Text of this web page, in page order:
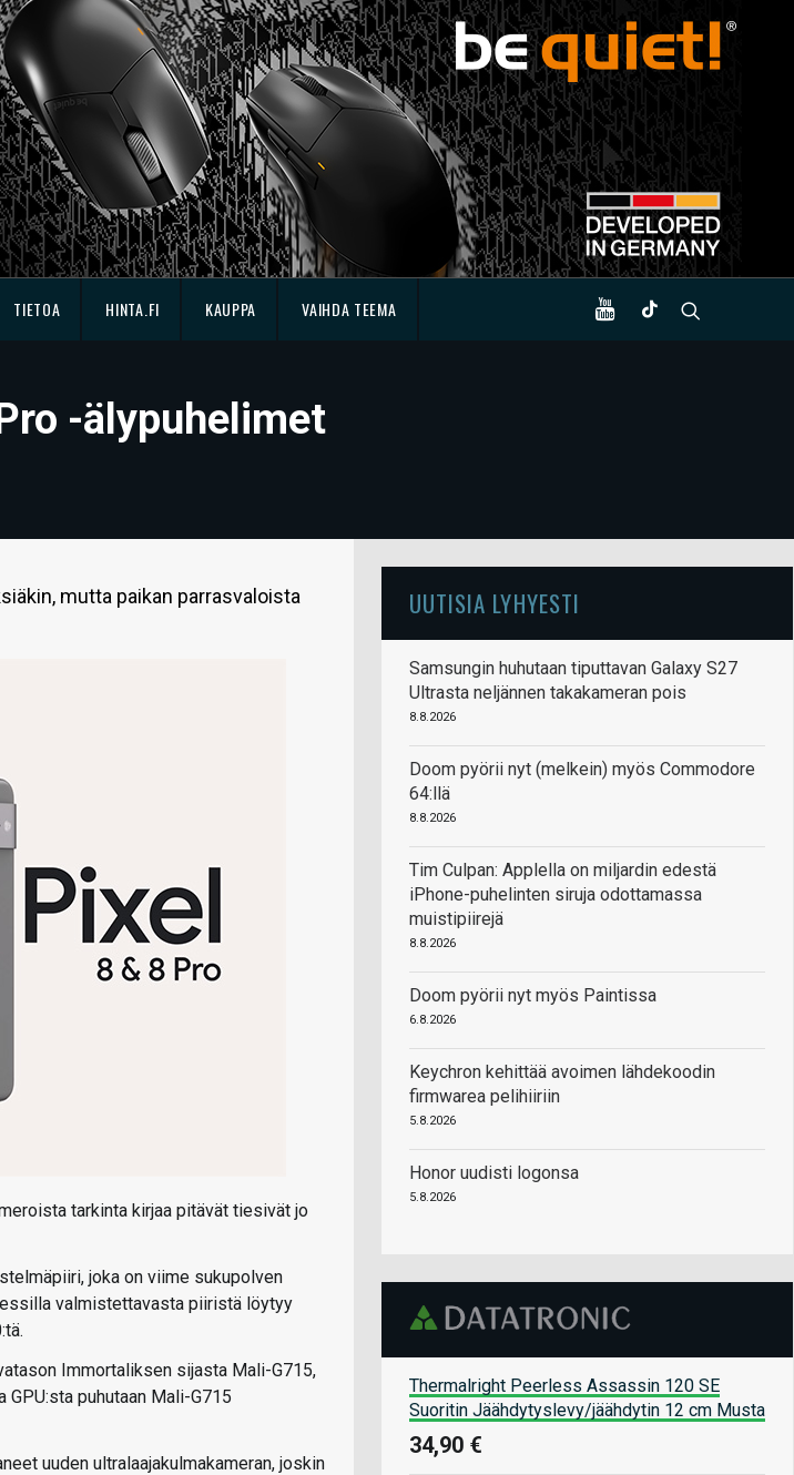
TIETOA HINTA.FI KAUPPA VAIHDA TEEMA
-älypuhelimet
mutta paikan parrasvaloista
tarkinta kirjaa pitävät tiesivät jo
joka on viime sukupolven
valmistettavasta piiristä löytyy
Immortaliksen sijasta Mali-G715,
puhutaan Mali-G715
uuden ultralaajakulmakameran, joskin
UUTISIA LYHYESTI
Samsungin huhutaan tiputtavan Galaxy S27
Ultrasta neljännen takakameran pois
8.8.2026
Doom pyörii nyt (melkein) myös Commodore
64:llä
8.8.2026
Tim Culpan: Applella on miljardin edestä
iPhone-puhelinten siruja odottamassa
muistipiirejä
8.8.2026
Doom pyörii nyt myös Paintissa
6.8.2026
Keychron kehittää avoimen lähdekoodin
firmwarea pelihiiriin
5.8.2026
Honor uudisti logonsa
5.8.2026
Thermalright Peerless Assassin 120 SE
Suoritin Jäähdytyslevy/jäähdytin 12 cm Musta
34,90 €